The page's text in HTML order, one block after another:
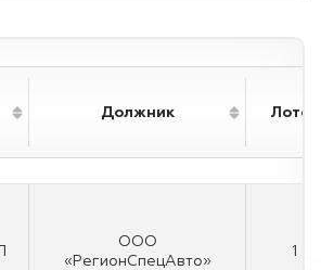
Должник Лотов
ООО
«РегионСпецАвто»
1